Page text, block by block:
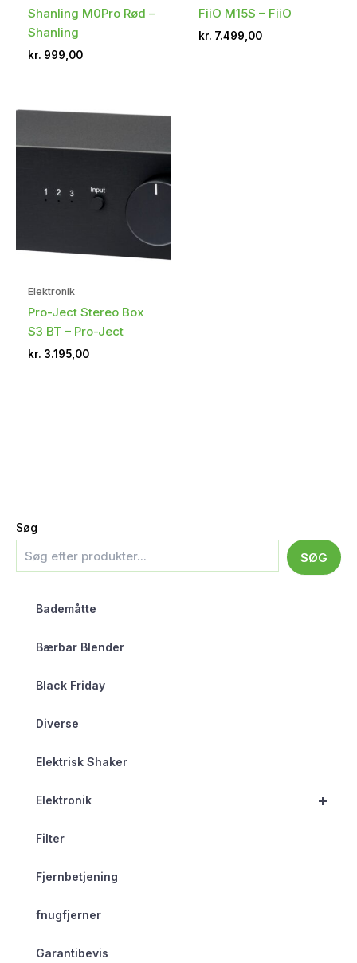
Søg
SØG
Bademåtte
Bærbar Blender
Black Friday
Diverse
Elektrisk Shaker
+
Elektronik
Filter
Fjernbetjening
fnugfjerner
Garantibevis
Shanling M0Pro Rød –
Shanling
kr. 999,00
FiiO M15S – FiiO
kr. 7.499,00
Elektronik
Pro-Ject Stereo Box
S3 BT – Pro-Ject
kr. 3.195,00